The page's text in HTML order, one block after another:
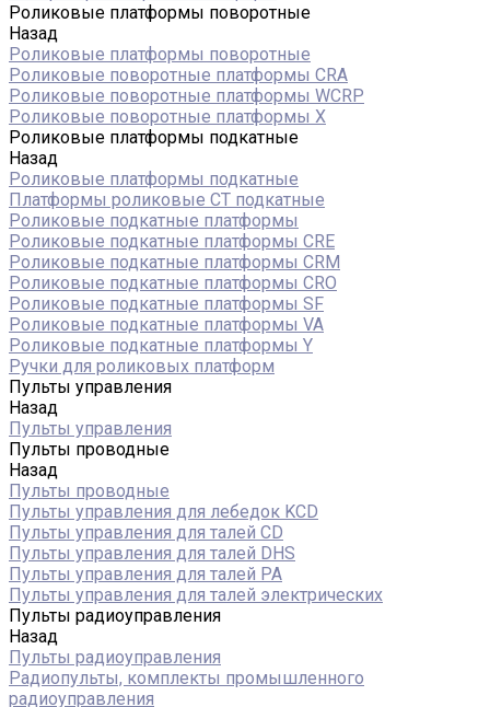
Роликовые платформы поворотные
Назад
Роликовые платформы поворотные
Роликовые поворотные платформы CRA
Роликовые поворотные платформы WCRP
Роликовые поворотные платформы X
Роликовые платформы подкатные
Назад
Роликовые платформы подкатные
Платформы роликовые СТ подкатные
Роликовые подкатные платформы
Роликовые подкатные платформы CRE
Роликовые подкатные платформы CRM
Роликовые подкатные платформы CRO
Роликовые подкатные платформы SF
Роликовые подкатные платформы VA
Роликовые подкатные платформы Y
Ручки для роликовых платформ
Пульты управления
Назад
Пульты управления
Пульты проводные
Назад
Пульты проводные
Пульты управления для лебедок KCD
Пульты управления для талей CD
Пульты управления для талей DHS
Пульты управления для талей РА
Пульты управления для талей электрических
Пульты радиоуправления
Назад
Пульты радиоуправления
Радиопульты, комплекты промышленного
радиоуправления